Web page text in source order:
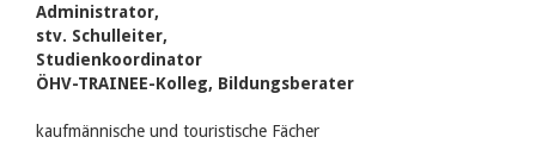
Administrator,
stv. Schulleiter,
Studienkoordinator
ÖHV-TRAINEE-Kolleg, Bildungsberater
kaufmännische und touristische Fächer